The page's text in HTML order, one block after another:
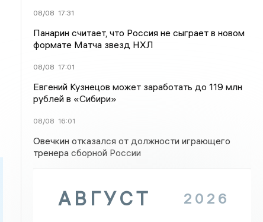
08/08 17:31
Панарин считает, что Россия не сыграет в новом
формате Матча звезд НХЛ
08/08 17:01
Евгений Кузнецов может заработать до 119 млн
рублей в «Сибири»
08/08 16:01
Овечкин отказался от должности играющего
тренера сборной России
АВГУСТ 2026